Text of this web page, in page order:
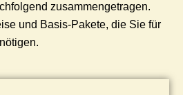
zusammengetragen.
und Basis-Pakete, die Sie für